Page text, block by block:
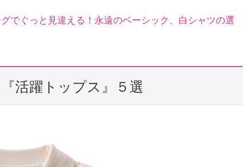
でぐっと見違える！永遠のベーシック、白シャツの選
活躍トップス』５選